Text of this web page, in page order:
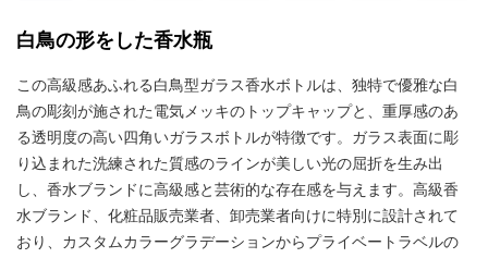
白鳥の形をした香水瓶
この高級感あふれる白鳥型ガラス香水ボトルは、独特で優雅な白
鳥の彫刻が施された電気メッキのトップキャップと、重厚感のあ
る透明度の高い四角いガラスボトルが特徴です。ガラス表面に彫
り込まれた洗練された質感のラインが美しい光の屈折を生み出
し、香水ブランドに高級感と芸術的な存在感を与えます。高級香
水ブランド、化粧品販売業者、卸売業者向けに特別に設計されて
おり、カスタムカラーグラデーションからプライベートラベルの